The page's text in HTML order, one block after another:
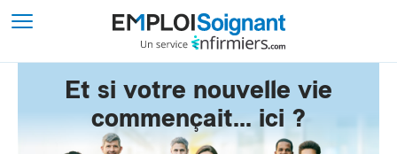
Et si votre nouvelle vie
commençait... ici ?